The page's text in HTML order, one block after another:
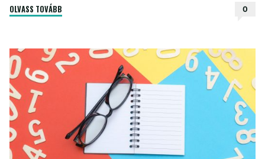
OLVASS TOVÁBB
Impakt
kutatók
kedvence"
0